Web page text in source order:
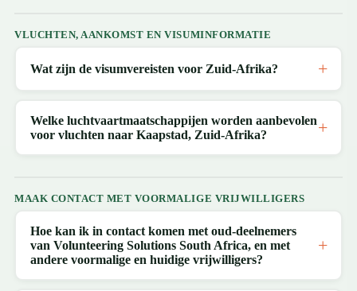
VLUCHTEN, AANKOMST EN VISUMINFORMATIE
Wat zijn de visumvereisten voor Zuid-Afrika?
Welke luchtvaartmaatschappijen worden aanbevolen
voor vluchten naar Kaapstad, Zuid-Afrika?
MAAK CONTACT MET VOORMALIGE VRIJWILLIGERS
Hoe kan ik in contact komen met oud-deelnemers
van Volunteering Solutions South Africa, en met
andere voormalige en huidige vrijwilligers?